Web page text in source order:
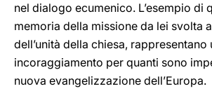
nel dialogo ecumenico. L’esempio di
memoria della missione da lei svolta
dell’unità della chiesa,
incoraggiamento per quanti sono
nuova evangelizzazione dell’Europa.